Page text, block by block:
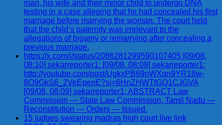
man, his wife and their minor child to undergo DNA
testing in a case alleging that he had concealed his first
marriage before marrying the woman. The court held
that the child’s paternity was irrelevant to the
allegations of bigamy or remarrying after concealing a
previous marriage.
https://x.com/i/status/2086281299590107405 [09/08,
08:10] sekarreporter1: [09/08, 08:09] sekarreporter1:
http://youtube.com/post/UgkxPB69nWXqn9YR18w-
8O9GkS6_2VeEpenE?si=6HnZHWTfGQ1CJGVA
[09/08, 08:09] sekarreporter1: ABSTRACT Law
Commission — State Law Commission, Tamil Nadu —
Reconstitution — Orders — Issued.
15 judges swearing madras high court live link